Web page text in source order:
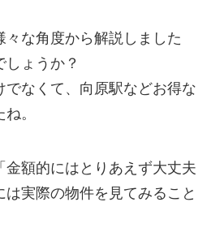
々な角度から解説しました
ょうか？
でなくて、向原駅などお得な
。
金額的にはとりあえず大丈夫
実際の物件を見てみること